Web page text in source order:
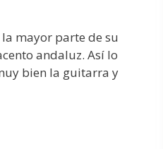
mayor parte de su
andaluz. Así lo
bien la guitarra y